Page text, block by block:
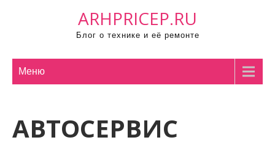
ARHPRICEP.RU
Блог о технике и её ремонте
Меню
АВТОСЕРВИС